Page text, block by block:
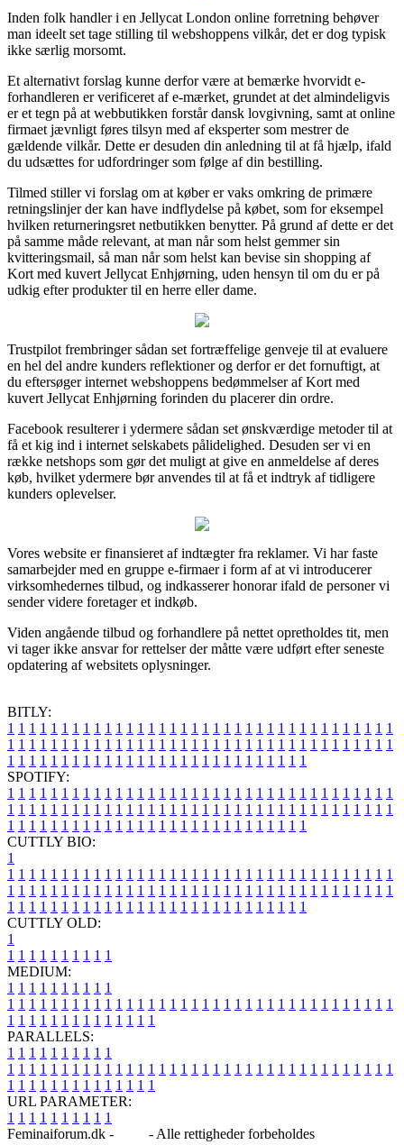
Inden folk handler i en Jellycat London online forretning behøver
man ideelt set tage stilling til webshoppens vilkår, det er dog typisk
ikke særlig morsomt.
Et alternativt forslag kunne derfor være at bemærke hvorvidt e-
forhandleren er verificeret af e-mærket, grundet at det almindeligvis
er et tegn på at webbutikken forstår dansk lovgivning, samt at online
firmaet jævnligt føres tilsyn med af eksperter som mestrer de
gældende vilkår. Dette er desuden din anledning til at få hjælp, ifald
du udsættes for udfordringer som følge af din bestilling.
Tilmed stiller vi forslag om at køber er vaks omkring de primære
retningslinjer der kan have indflydelse på købet, som for eksempel
hvilken returneringsret netbutikken benytter. På grund af dette er det
på samme måde relevant, at man når som helst gemmer sin
kvitteringsmail, så man når som helst kan bevise sin shopping af
Kort med kuvert Jellycat Enhjørning, uden hensyn til om du er på
udkig efter produkter til en herre eller dame.
Trustpilot frembringer sådan set fortræffelige genveje til at evaluere
en hel del andre kunders reflektioner og derfor er det fornuftigt, at
du eftersøger internet webshoppens bedømmelser af Kort med
kuvert Jellycat Enhjørning forinden du placerer din ordre.
Facebook resulterer i ydermere sådan set ønskværdige metoder til at
få et kig ind i internet selskabets pålidelighed. Desuden ser vi en
række netshops som gør det muligt at give en anmeldelse af deres
køb, hvilket ydermere bør anvendes til at få et indtryk af tidligere
kunders oplevelser.
Vores website er finansieret af indtægter fra reklamer. Vi har faste
samarbejder med en gruppe e-firmaer i form af at vi introducerer
virksomhedernes tilbud, og indkasserer honorar ifald de personer vi
sender videre foretager et indkøb.
Viden angående tilbud og forhandlere på nettet opretholdes tit, men
vi tager ikke ansvar for rettelser der måtte være udført efter seneste
opdatering af websitets oplysninger.
BITLY:
1 1 1 1 1 1 1 1 1 1 1 1 1 1 1 1 1 1 1 1 1 1 1 1 1 1 1 1 1 1 1 1 1 1 1 1
1 1 1 1 1 1 1 1 1 1 1 1 1 1 1 1 1 1 1 1 1 1 1 1 1 1 1 1 1 1 1 1 1 1 1 1
1 1 1 1 1 1 1 1 1 1 1 1 1 1 1 1 1 1 1 1 1 1 1 1 1 1 1 1
SPOTIFY:
1 1 1 1 1 1 1 1 1 1 1 1 1 1 1 1 1 1 1 1 1 1 1 1 1 1 1 1 1 1 1 1 1 1 1 1
1 1 1 1 1 1 1 1 1 1 1 1 1 1 1 1 1 1 1 1 1 1 1 1 1 1 1 1 1 1 1 1 1 1 1 1
1 1 1 1 1 1 1 1 1 1 1 1 1 1 1 1 1 1 1 1 1 1 1 1 1 1 1 1
CUTTLY BIO:
1
1 1 1 1 1 1 1 1 1 1 1 1 1 1 1 1 1 1 1 1 1 1 1 1 1 1 1 1 1 1 1 1 1 1 1 1
1 1 1 1 1 1 1 1 1 1 1 1 1 1 1 1 1 1 1 1 1 1 1 1 1 1 1 1 1 1 1 1 1 1 1 1
1 1 1 1 1 1 1 1 1 1 1 1 1 1 1 1 1 1 1 1 1 1 1 1 1 1 1 1
CUTTLY OLD:
1
1 1 1 1 1 1 1 1 1 1
MEDIUM:
1 1 1 1 1 1 1 1 1 1
1 1 1 1 1 1 1 1 1 1 1 1 1 1 1 1 1 1 1 1 1 1 1 1 1 1 1 1 1 1 1 1 1 1 1 1
1 1 1 1 1 1 1 1 1 1 1 1 1 1
PARALLELS:
1 1 1 1 1 1 1 1 1 1
1 1 1 1 1 1 1 1 1 1 1 1 1 1 1 1 1 1 1 1 1 1 1 1 1 1 1 1 1 1 1 1 1 1 1 1
1 1 1 1 1 1 1 1 1 1 1 1 1 1
URL PARAMETER:
1 1 1 1 1 1 1 1 1 1
Feminaiforum.dk -
- Alle rettigheder forbeholdes